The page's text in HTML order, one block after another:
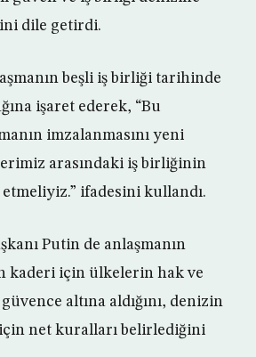
dile getirdi.
beşli iş birliği tarihinde
işaret ederek, “Bu
imzalanmasını yeni
arasındaki iş birliğinin
etmeliyiz.” ifadesini kullandı.
Putin de anlaşmanın
kaderi için ülkelerin hak ve
altına aldığını, denizin
net kuralları belirlediğini